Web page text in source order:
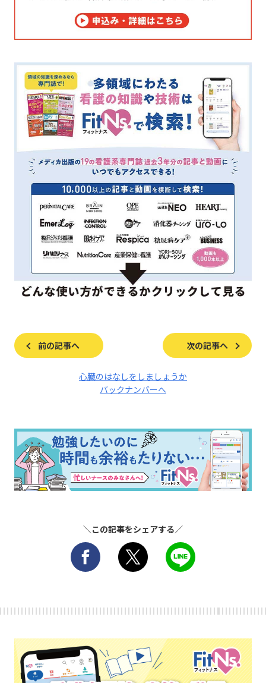
前の記事へ 次の記事へ
心臓のはなしをしましょうか
バックナンバーへ
＼この記事をシェアする／